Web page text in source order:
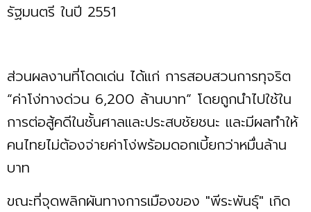
รัฐมนตรี ในปี 2551
ส่วนผลงานที่โดดเด่น ได้แก่ การสอบสวนการทุจริต
“ค่าโง่ทางด่วน 6,200 ล้านบาท” โดยถูกนำไปใช้ใน
การต่อสู้คดีในชั้นศาลและประสบชัยชนะ และมีผลทำให้
คนไทยไม่ต้องจ่ายค่าโง่พร้อมดอกเบี้ยกว่าหมื่นล้าน
บาท
ขณะที่จุดพลิกผันทางการเมืองของ "พีระพันธุ์" เกิด